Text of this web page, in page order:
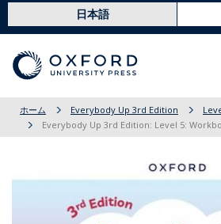
日本語
ホーム Everybody Up 3rd Edition
Everybody Up 3rd Edition: Level 5: